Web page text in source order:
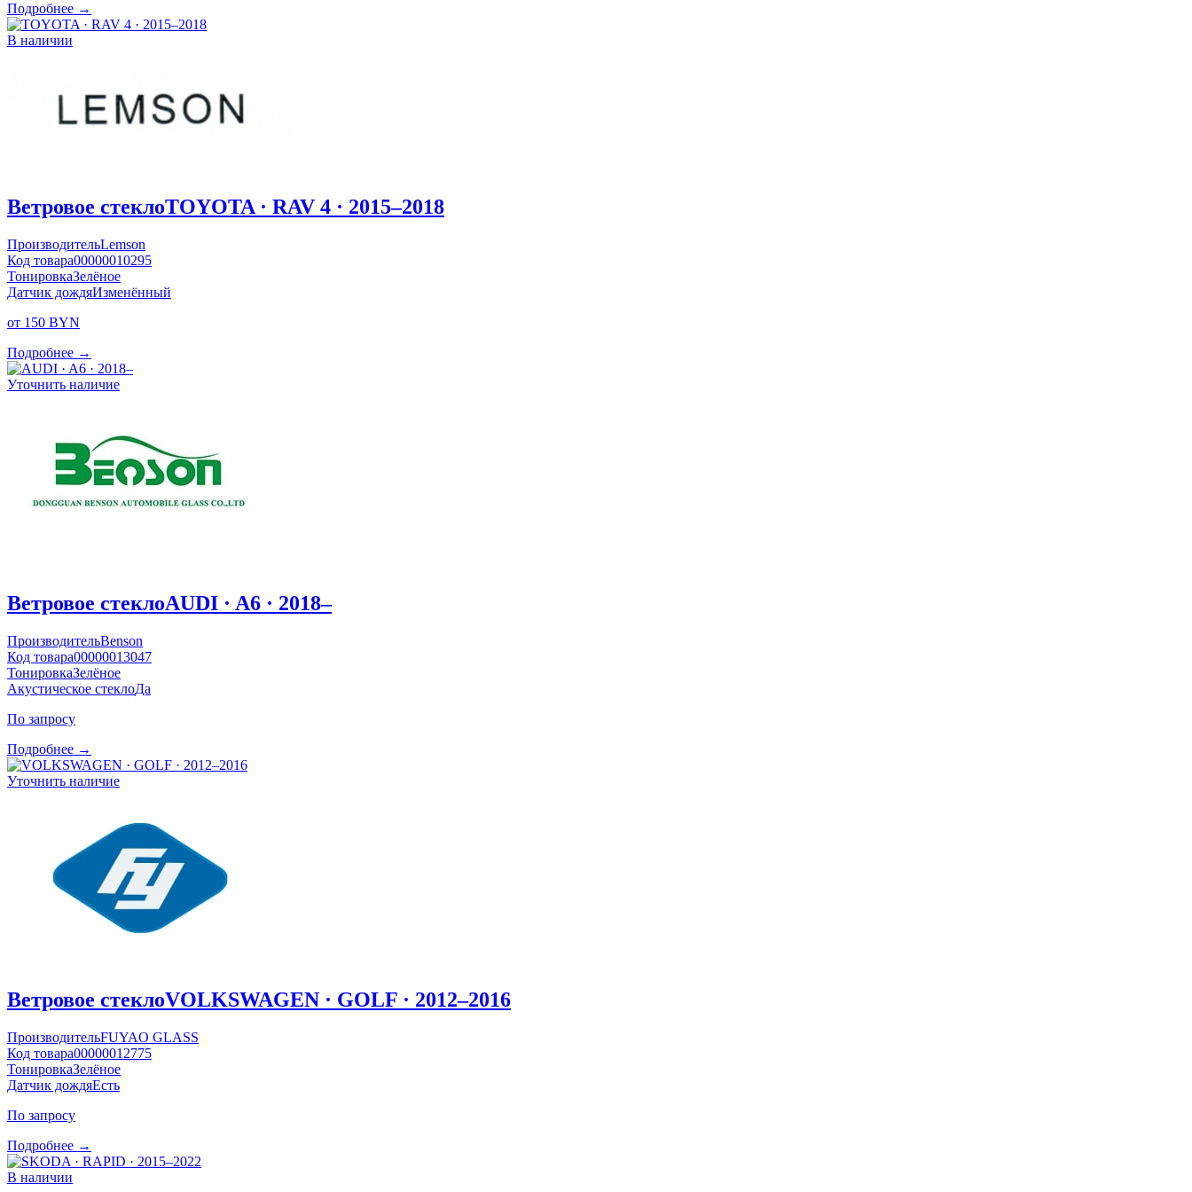
Подробнее →
В наличии
Ветровое стеклоTOYOTA · RAV 4 · 2015–2018
ПроизводительLemson
Код товара00000010295
ТонировкаЗелёное
Датчик дождяИзменённый
от 150 BYN
Подробнее →
Уточнить наличие
Ветровое стеклоAUDI · A6 · 2018–
ПроизводительBenson
Код товара00000013047
ТонировкаЗелёное
Акустическое стеклоДа
По запросу
Подробнее →
Уточнить наличие
Ветровое стеклоVOLKSWAGEN · GOLF · 2012–2016
ПроизводительFUYAO GLASS
Код товара00000012775
ТонировкаЗелёное
Датчик дождяЕсть
По запросу
Подробнее →
В наличии